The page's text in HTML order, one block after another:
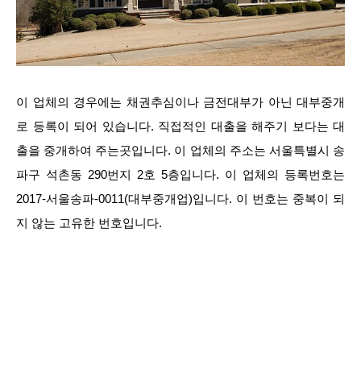
이 업체의 경우에는 채권추심이나 금전대부가 아닌 대부중개
로 등록이 되어 있습니다. 직접적인 대출을 해주기 보다는 대
출을 중개하여 주는곳입니다. 이 업체의 주소는 서울특별시 송
파구 석촌동 290번지 2호 5층입니다. 이 업체의 등록번호는
2017-서울송파-0011(대부중개업)입니다. 이 번호는 중복이 되
지 않는 고유한 번호입니다.